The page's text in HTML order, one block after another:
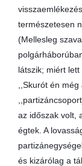
természetesen
(Mellesleg
látszik; miért
,,Skurót én
az időszak volt,
égtek. A
és kizárólag a